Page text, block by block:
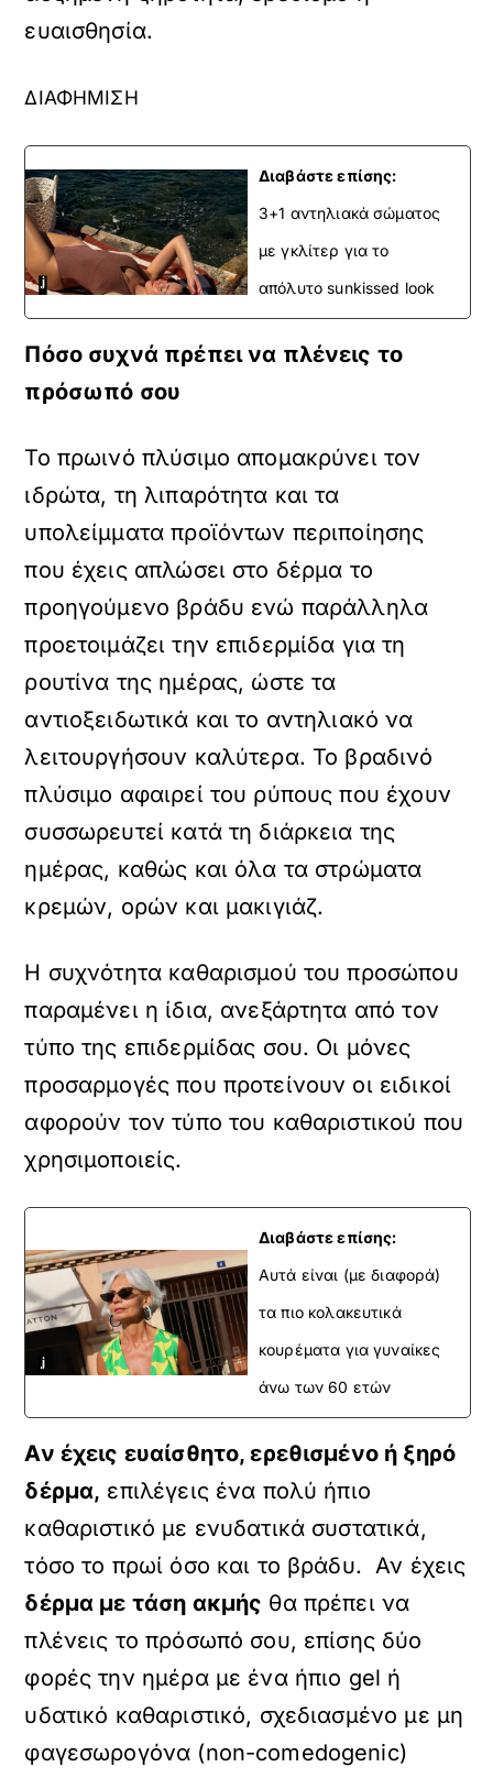
ευαισθησία.
ΔΙΑΦΗΜΙΣΗ
Διαβάστε επίσης:
3+1 αντηλιακά σώματος
με γκλίτερ για το
απόλυτο sunkissed look
Πόσο συχνά πρέπει να πλένεις το
πρόσωπό σου
Το πρωινό πλύσιμο απομακρύνει τον
ιδρώτα, τη λιπαρότητα και τα
υπολείμματα προϊόντων περιποίησης
που έχεις απλώσει στο δέρμα το
προηγούμενο βράδυ ενώ παράλληλα
προετοιμάζει την επιδερμίδα για τη
ρουτίνα της ημέρας, ώστε τα
αντιοξειδωτικά και το αντηλιακό να
λειτουργήσουν καλύτερα. Το βραδινό
πλύσιμο αφαιρεί του ρύπους που έχουν
συσσωρευτεί κατά τη διάρκεια της
ημέρας, καθώς και όλα τα στρώματα
κρεμών, ορών και μακιγιάζ.
Η συχνότητα καθαρισμού του προσώπου
παραμένει η ίδια, ανεξάρτητα από τον
τύπο της επιδερμίδας σου. Οι μόνες
προσαρμογές που προτείνουν οι ειδικοί
αφορούν τον τύπο του καθαριστικού που
χρησιμοποιείς.
Διαβάστε επίσης:
Αυτά είναι (με διαφορά)
τα πιο κολακευτικά
κουρέματα για γυναίκες
άνω των 60 ετών
Αν έχεις ευαίσθητο, ερεθισμένο ή ξηρό
δέρμα, επιλέγεις ένα πολύ ήπιο
καθαριστικό με ενυδατικά συστατικά,
τόσο το πρωί όσο και το βράδυ. Αν έχεις
δέρμα με τάση ακμής θα πρέπει να
πλένεις το πρόσωπό σου, επίσης δύο
φορές την ημέρα με ένα ήπιο gel ή
υδατικό καθαριστικό, σχεδιασμένο με μη
φαγεσωρογόνα (non-comedogenic)